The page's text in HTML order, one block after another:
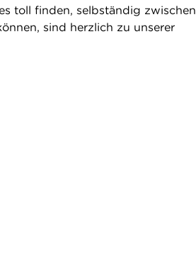
toll finden, selbständig zwischen
sind herzlich zu unserer